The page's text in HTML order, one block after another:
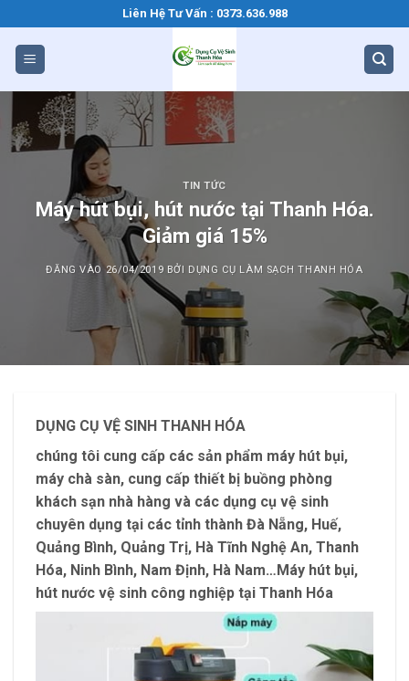
qua
dung
Liên Hệ Tư Vấn : 0373.636.988
TIN TỨC
Máy hút bụi, hút nước tại Thanh Hóa.
Giảm giá 15%
ĐĂNG VÀO 26/04/2019 BỞI DỤNG CỤ LÀM SẠCH THANH HÓA
DỤNG CỤ VỆ SINH THANH HÓA
chúng tôi cung cấp các sản phẩm máy hút bụi,
máy chà sàn, cung cấp thiết bị buồng phòng
khách sạn nhà hàng và các dụng cụ vệ sinh
chuyên dụng tại các tỉnh thành Đà Nẵng, Huế,
Quảng Bình, Quảng Trị, Hà Tĩnh Nghệ An, Thanh
Hóa, Ninh Bình, Nam Định, Hà Nam…Máy hút bụi,
hút nước vệ sinh công nghiệp tại Thanh Hóa